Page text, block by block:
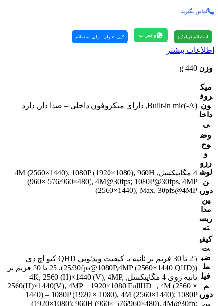
تماس بگیرید
استعلام (پیامک) واتس‌اپ کپی عنوان برای استعلام
اطلاعات بیشتر
وزن 440 g
میک
روف
ون
داخل
ی
Built-in mic(-A), دارای میکروفون داخلی – صدا دار, دارد
وض
وح
و
رزو
لوش
ن
دورب
ین
مدا
ربس
ته
4 مگاپیکسل, 4M (2560×1440); 1080P (1920×1080); 960H
(960× 576/960×480), 4M@30fps; 1080P@30fps, 4MP
(2560×1440), Max. 30pfs@4MP
کیفی
ت
ضب
ط
فیل
م
دورب
ین
25 تا 30 فریم بر ثانیه با کیفیت ویدئویی QHD کیو اچ دی
(25/30fps@1080P,4MP (2560×1440 QHD)), 25 تا 30 فریم بر
ثانیه روی 4 مگاپیکسل, 4K, 2560 (H)×1440 (V), 4MP,
2560(H)×1440(V), 4MP – 1920×1080 FullHD+, 4M (2560 ×
1440) – 1080P (1920 × 1080), 4M (2560×1440); 1080P
(1920×1080); 960H (960× 576/960×480), 4M@30fp;